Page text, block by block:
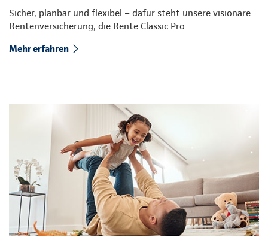
Sicher, planbar und flexibel – dafür steht unsere visionäre
Rentenversicherung, die Rente Classic Pro.
Mehr erfahren